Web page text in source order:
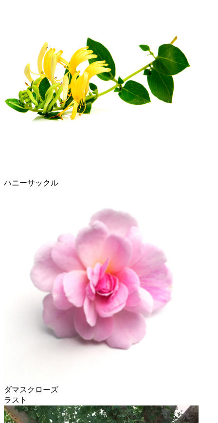
ハニーサックル
ダマスクローズ
ラスト